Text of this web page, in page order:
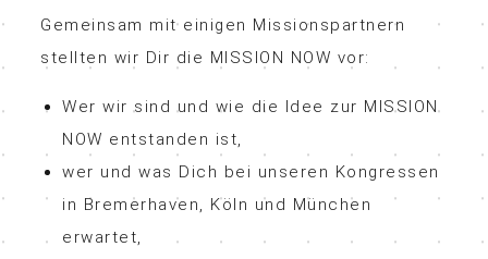
Gemeinsam mit einigen Missionspartnern
stellten wir Dir die MISSION NOW vor:
Wer wir sind und wie die Idee zur MISSION
NOW entstanden ist,
wer und was Dich bei unseren Kongressen
in Bremerhaven, Köln und München
erwartet,